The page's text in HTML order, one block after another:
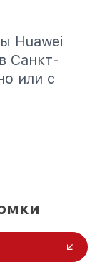
Huawei
Санкт-
или с